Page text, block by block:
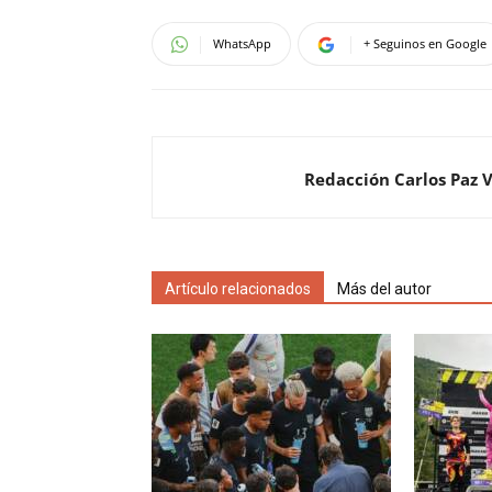
WhatsApp + Seguinos en Google
Redacción Carlos Paz
Artículo relacionados Más del autor